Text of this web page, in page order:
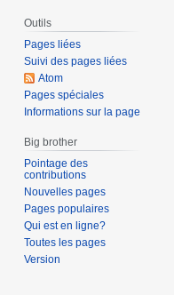
Outils
Pages liées
Suivi des pages liées
Atom
Pages spéciales
Informations sur la page
Big brother
Pointage des
contributions
Nouvelles pages
Pages populaires
Qui est en ligne?
Toutes les pages
Version